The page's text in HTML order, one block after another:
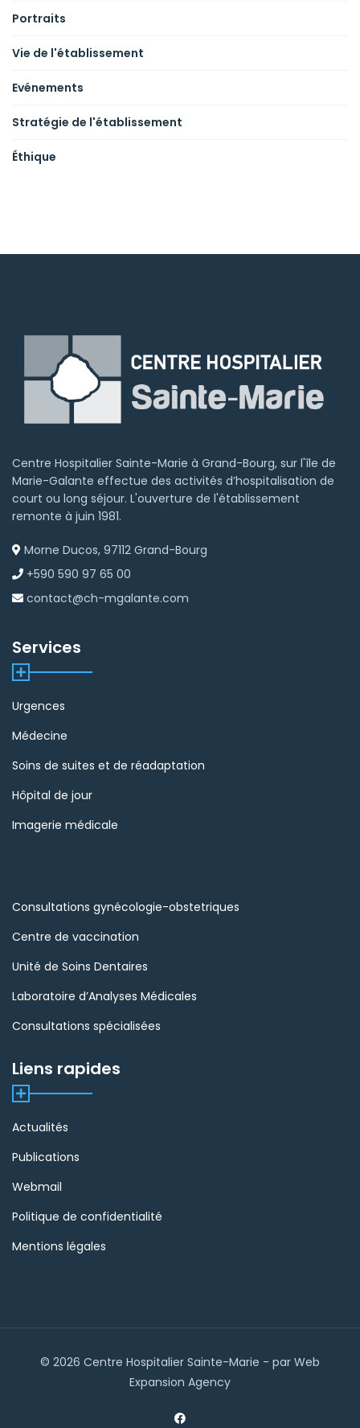
Portraits
Vie de l'établissement
Evénements
Stratégie de l'établissement
Éthique
Centre Hospitalier Sainte-Marie à Grand-Bourg, sur l'île de
Marie-Galante effectue des activités d’hospitalisation de
court ou long séjour. L'ouverture de l'établissement
remonte à juin 1981.
Morne Ducos, 97112 Grand-Bourg
+590 590 97 65 00
contact@ch-mgalante.com
Services
Urgences
Médecine
Soins de suites et de réadaptation
Hôpital de jour
Imagerie médicale
Consultations gynécologie-obstetriques
Centre de vaccination
Unité de Soins Dentaires
Laboratoire d’Analyses Médicales
Consultations spécialisées
Liens rapides
Actualités
Publications
Webmail
Politique de confidentialité
Mentions légales
© 2026 Centre Hospitalier Sainte-Marie - par Web
Expansion Agency